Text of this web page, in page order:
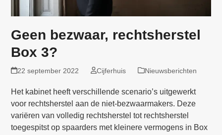
Geen bezwaar, rechtsherstel
Box 3?
22 september 2022 Cijferhuis Nieuwsberichten
Het kabinet heeft verschillende scenario’s uitgewerkt
voor rechtsherstel aan de niet-bezwaarmakers. Deze
variëren van volledig rechtsherstel tot rechtsherstel
toegespitst op spaarders met kleinere vermogens in Box